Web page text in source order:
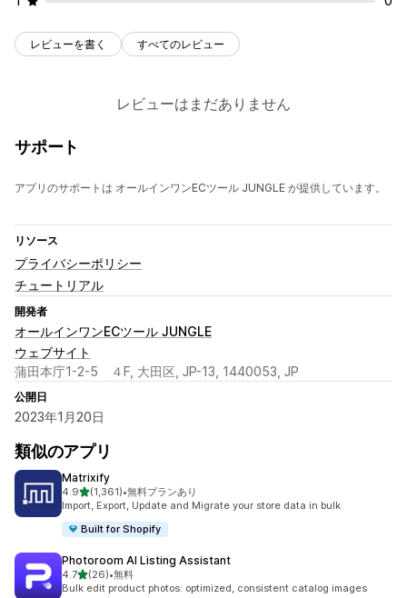
レビューを書く すべてのレビュー
レビューはまだありません
サポート
アプリのサポートは オールインワンECツール JUNGLE が提供しています。
リソース
プライバシーポリシー
チュートリアル
開発者
オールインワンECツール JUNGLE
ウェブサイト
蒲田本庁1-2-5 ４F, 大田区, JP-13, 1440053, JP
公開日
2023年1月20日
類似のアプリ
Matrixify
4.95つ星中
(1,361)
合計レビュー数：1361件
•無料プランあり
Import, Export, Update and Migrate your store data in bulk
Built for Shopify
Photoroom AI Listing Assistant
4.75つ星中
(26)
合計レビュー数：26件
•無料
Bulk edit product photos: optimized, consistent catalog images